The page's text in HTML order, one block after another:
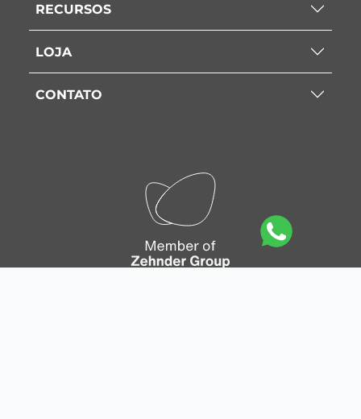
RECURSOS
LOJA
CONTATO